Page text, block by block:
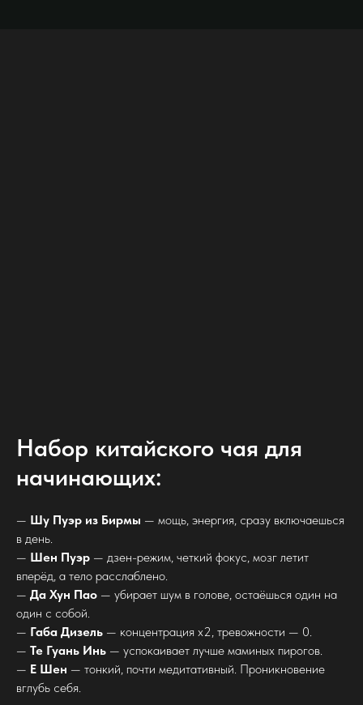
Набор китайского чая для
начинающих:
— Шу Пуэр из Бирмы — мощь, энергия, сразу включаешься
в день.
— Шен Пуэр — дзен-режим, четкий фокус, мозг летит
вперёд, а тело расслаблено.
— Да Хун Пао — убирает шум в голове, остаёшься один на
один с собой.
— Габа Дизель — концентрация x2, тревожности — 0.
— Те Гуань Инь — успокаивает лучше маминых пирогов.
— Е Шен — тонкий, почти медитативный. Проникновение
вглубь себя.